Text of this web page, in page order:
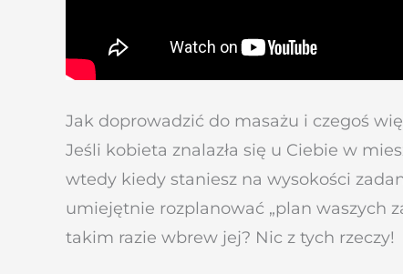
Jak doprowadzić do masażu i czegoś
Jeśli kobieta znalazła się u Ciebie w
wtedy kiedy staniesz na wysokości
umiejętnie rozplanować „plan waszych
takim razie wbrew jej? Nic z tych rzeczy!